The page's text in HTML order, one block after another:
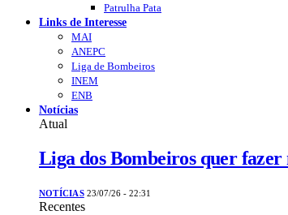
Patrulha Pata
Links de Interesse
MAI
ANEPC
Liga de Bombeiros
INEM
ENB
Notícias
Atual
Liga dos Bombeiros quer
NOTÍCIAS 23/07/26 - 22:31
Recentes